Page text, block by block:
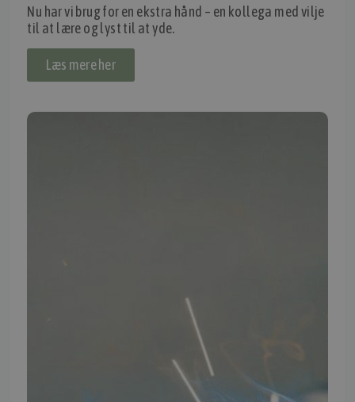
IMPORTØR
Alle mærker og modeller på tmp.dk importeres i Danmark af:
Thomas Møller Pedersen Aps.
Elmevej 18, Glyngøre 7870 Roslev
Ansøg om at blive forhandler
Energiberegner
TMP Historie
Cookie og Privatlivspolitik
Salgs- og leveringsbetingelser
Nu har vi brug for en ekstra hånd – en kollega med vilje
til at lære og lyst til at yde.
Læs mere her